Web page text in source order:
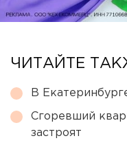
ЧИТАЙТЕ
В
Сгоревший
застроят